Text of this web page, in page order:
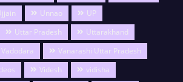
Unnao
UP
Uttar Pradesh
Uttarakhand
Vadodara
Vanarashi Uttar Pradesh
Videsh
vidisha